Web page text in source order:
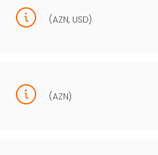
(AZN, USD)
(AZN)